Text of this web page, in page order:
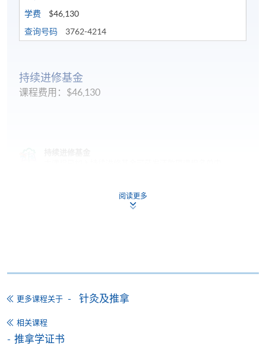
学费
$46,130
查询号码
3762-4214
持续进修基金
课程费用：$46,130
本课程在资歴架构下获得认可 (资歴架构第6级)
申请
网上报名
阅读更多
更多课程关于 针灸及推拿
相关课程
推拿学证书